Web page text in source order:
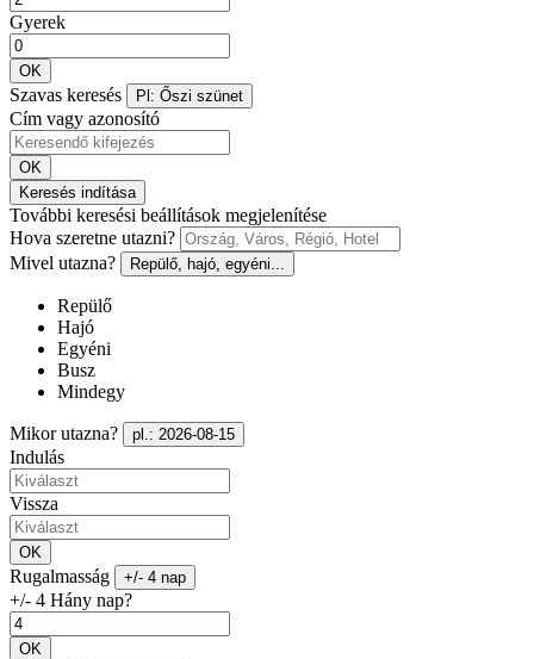
Gyerek
OK
Szavas keresés Pl: Őszi szünet
Cím vagy azonosító
OK
Keresés indítása
További keresési beállítások megjelenítése
Hova szeretne utazni?
Mivel utazna?
Repülő, hajó, egyéni...
Repülő
Hajó
Egyéni
Busz
Mindegy
Mikor utazna? pl.: 2026-08-15
Indulás
Vissza
OK
Rugalmasság +/- 4 nap
+/- 4 Hány nap?
OK